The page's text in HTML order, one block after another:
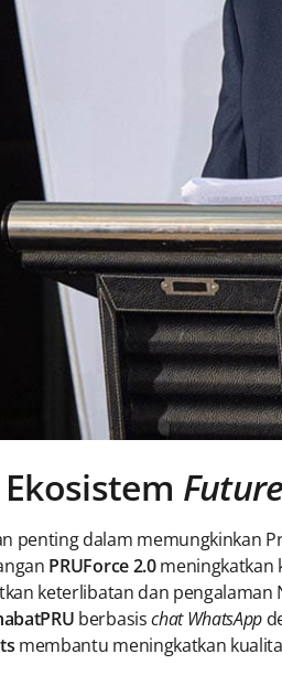
penting dalam memungkinkan
PRUForce 2.0meningkatkan
keterlibatan dan pengalaman
berbasischat WhatsApp
membantu meningkatkan